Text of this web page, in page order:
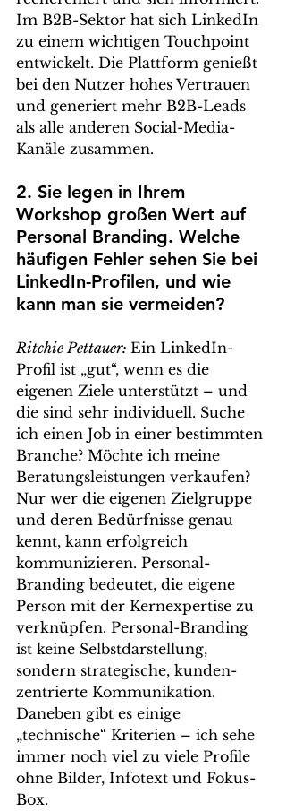
Im B2B-Sektor hat sich LinkedIn
zu einem wichtigen Touchpoint
entwickelt. Die Plattform genießt
bei den Nutzer hohes Vertrauen
und generiert mehr B2B-Leads
als alle anderen Social-Media-
Kanäle zusammen.
2. Sie legen in Ihrem
Workshop großen Wert auf
Personal Branding. Welche
häufigen Fehler sehen Sie bei
LinkedIn-Profilen, und wie
kann man sie vermeiden?
Ritchie Pettauer: Ein LinkedIn-
Profil ist „gut“, wenn es die
eigenen Ziele unterstützt – und
die sind sehr individuell. Suche
ich einen Job in einer bestimmten
Branche? Möchte ich meine
Beratungsleistungen verkaufen?
Nur wer die eigenen Zielgruppe
und deren Bedürfnisse genau
kennt, kann erfolgreich
kommunizieren. Personal-
Branding bedeutet, die eigene
Person mit der Kernexpertise zu
verknüpfen. Personal-Branding
ist keine Selbstdarstellung,
sondern strategische, kunden-
zentrierte Kommunikation.
Daneben gibt es einige
„technische“ Kriterien – ich sehe
immer noch viel zu viele Profile
ohne Bilder, Infotext und Fokus-
Box.